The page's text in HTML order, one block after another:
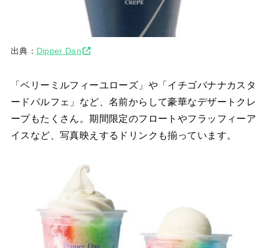
出典： Dipper Dan
「ベリーミルフィーユローズ」や「イチゴバナナカスタ
ードパルフェ」など、名前からして豪華なデザートクレ
ープもたくさん。期間限定のフロートやフラッフィーア
イスなど、写真映えするドリンクも揃っています。